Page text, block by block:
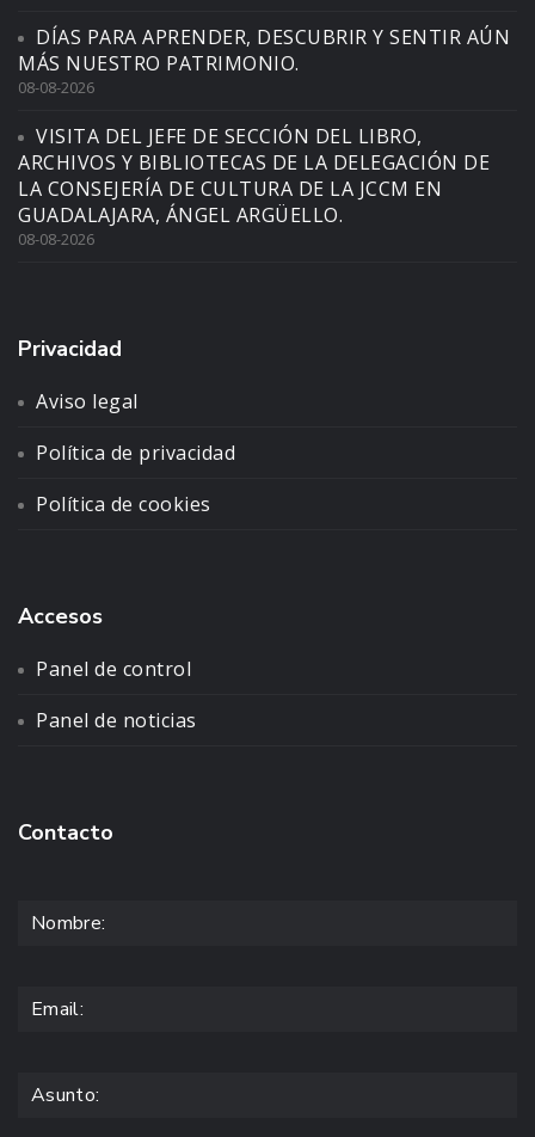
DÍAS PARA APRENDER, DESCUBRIR Y SENTIR AÚN
MÁS NUESTRO PATRIMONIO.
08-08-2026
VISITA DEL JEFE DE SECCIÓN DEL LIBRO,
ARCHIVOS Y BIBLIOTECAS DE LA DELEGACIÓN DE
LA CONSEJERÍA DE CULTURA DE LA JCCM EN
GUADALAJARA, ÁNGEL ARGÜELLO.
08-08-2026
Privacidad
Aviso legal
Política de privacidad
Política de cookies
Accesos
Panel de control
Panel de noticias
Contacto